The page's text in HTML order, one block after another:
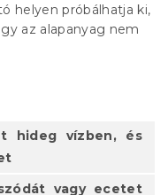
helyen próbálhatja ki,
az alapanyag nem
hideg vízben, és
vagy ecetet